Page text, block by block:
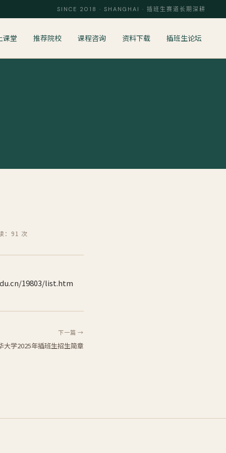
SINCE 2018 · SHANGHAI · 插班生赛道长期深耕
课堂 推荐院校 课程咨询 资料下载 插班生论坛
：91 次
19803/list.htm
下一篇 →
大学2025年插班生招生简章